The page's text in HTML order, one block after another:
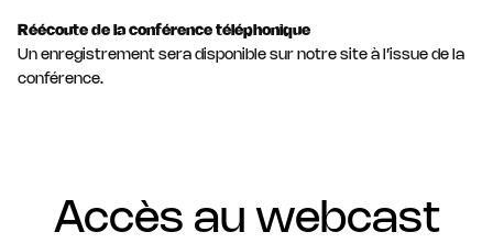
Réécoute de la conférence téléphonique
Un enregistrement sera disponible sur notre site à l’issue de la
conférence.
Accès au webcast